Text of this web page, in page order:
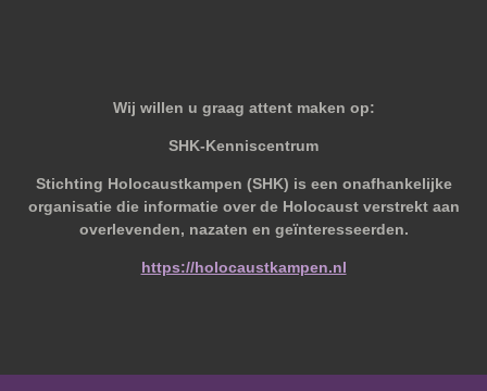
Wij willen u graag attent maken op:
SHK-Kenniscentrum
Stichting Holocaustkampen (SHK) is een onafhankelijke
organisatie die informatie over de Holocaust verstrekt aan
overlevenden, nazaten en geïnteresseerden.
https://holocaustkampen.nl